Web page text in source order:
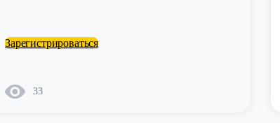
Зарегистрироваться
33